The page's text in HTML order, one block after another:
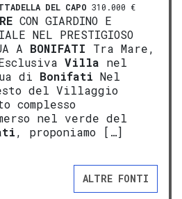
DEL CAPO 310.000 €
CON GIARDINO E
NEL PRESTIGIOSO
A BONIFATI Tra Mare,
Villa nel
di Bonifati Nel
del Villaggio
complesso
nel verde del
, proponiamo […]
ALTRE FONTI